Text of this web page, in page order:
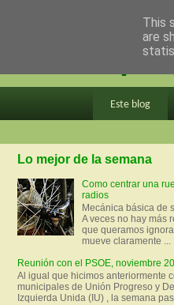
en bici
Este blog
Lo mejor de la semana
Como centrar una
radios
Mecánica básica de
A veces no hay más
que queramos
mueve claramente ...
Reunión con el PSOE, noviembre
Al igual que hicimos anteriormente
municipales de Unión Progreso y
Izquierda Unida (IU) , la semana
This
are